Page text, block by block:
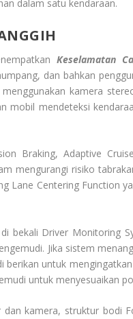
dalam satu kendaraan.
Keselamatan
dan bahkan
kamera
mobil mendeteksi
Braking, Adaptive
mengurangi risiko
Lane Centering Function
bekali Driver Monitoring
Jika sistem
berikan untuk
untuk menyesuaikan
dan kamera, struktur bodi